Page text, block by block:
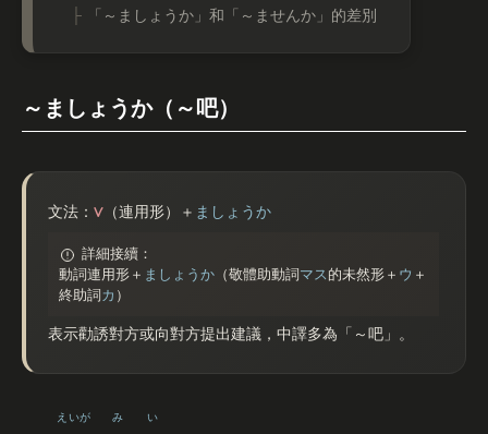
「～ましょうか」和「～ませんか」的差別
～ましょうか（～吧）
文法： V （連用形）＋ ましょうか
詳細接續：
動詞連用形＋ ましょうか （敬體助動詞 マス的未然形＋ ウ ＋
終助詞 カ ）
表示勸誘對方或向對方提出建議，中譯多為「～吧」。
えいが み い